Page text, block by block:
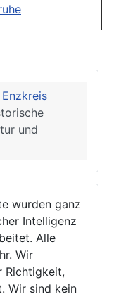
Enzkreis
und
wurden ganz
Intelligenz
Alle
Wir
Richtigkeit,
Wir sind kein